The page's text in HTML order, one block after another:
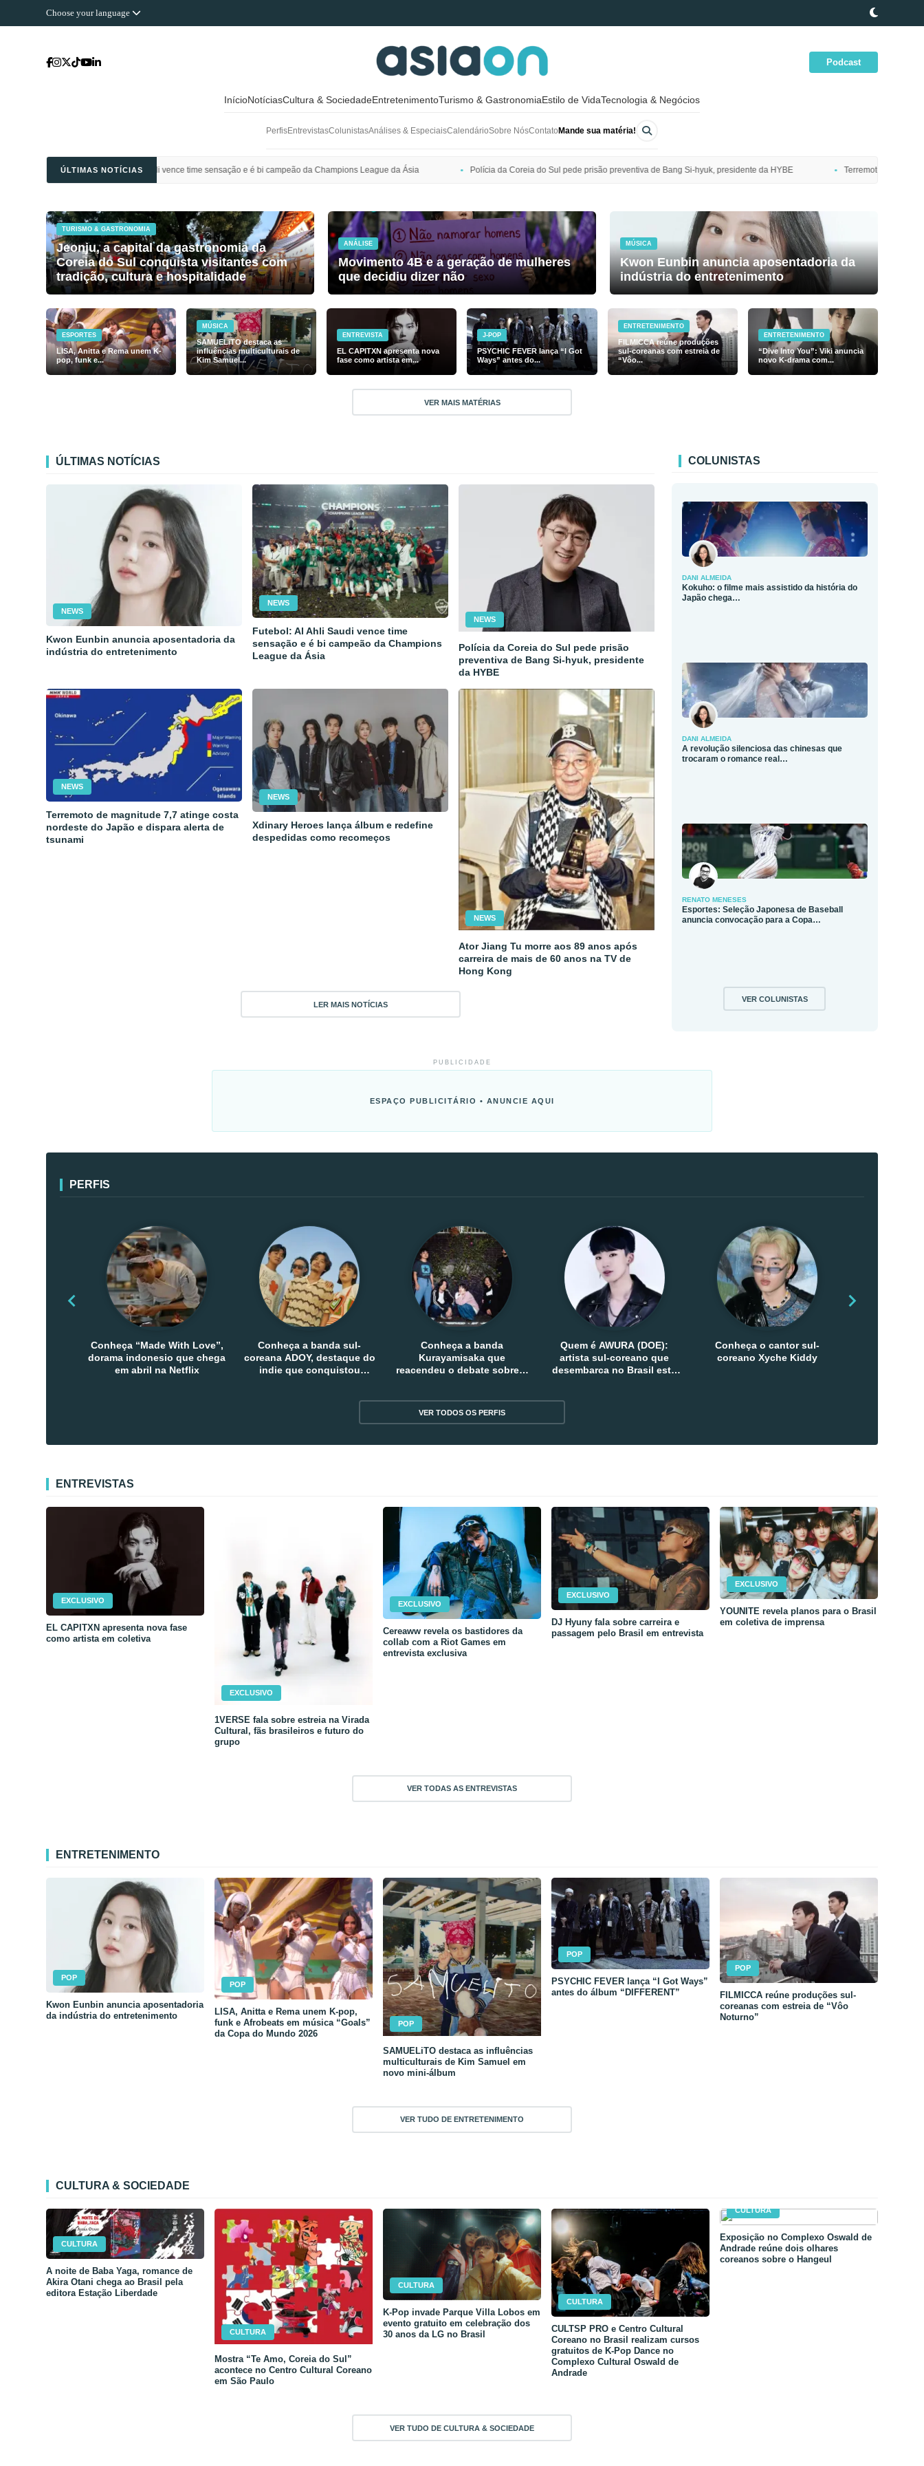
Choose your language
Podcast
InícioNotíciasCultura & SociedadeEntretenimentoTurismo & GastronomiaEstilo de VidaTecnologia & Negócios
PerfisEntrevistasColunistasAnálises & EspeciaisCalendárioSobre NósContato Mande sua matéria!
ÚLTIMAS NOTÍCIAS
Saudi vence time sensação e é bi campeão da Champions League da Ásia Polícia da Coreia do Sul pede prisão preventiva de Bang Si-hyuk, presidente da HYBE Terremoto de magnitude 7,7 atinge costa nordeste
TURISMO & GASTRONOMIA
Jeonju, a capital da gastronomia da
Coreia do Sul conquista visitantes com
tradição, cultura e hospitalidade
ANÁLISE
Movimento 4B e a geração de mulheres
que decidiu dizer não
MÚSICA
Kwon Eunbin anuncia aposentadoria da
indústria do entretenimento
ESPORTES
LISA, Anitta e Rema unem K-
pop, funk e...
MÚSICA
SAMUELiTO destaca as
influências multiculturais de
Kim Samuel...
ENTREVISTA
EL CAPITXN apresenta nova
fase como artista em...
J-POP
PSYCHIC FEVER lança “I Got
Ways” antes do...
ENTRETENIMENTO
FILMICCA reúne produções
sul-coreanas com estreia de
“Vôo...
ENTRETENIMENTO
“Dive Into You”: Viki anuncia
novo K-drama com...
VER MAIS MATÉRIAS
ÚLTIMAS NOTÍCIAS
NEWS
Kwon Eunbin anuncia aposentadoria da
indústria do entretenimento
NEWS
Futebol: Al Ahli Saudi vence time
sensação e é bi campeão da Champions
League da Ásia
NEWS
Polícia da Coreia do Sul pede prisão
preventiva de Bang Si-hyuk, presidente
da HYBE
NEWS
Terremoto de magnitude 7,7 atinge costa
nordeste do Japão e dispara alerta de
tsunami
NEWS
Xdinary Heroes lança álbum e redefine
despedidas como recomeços
NEWS
Ator Jiang Tu morre aos 89 anos após
carreira de mais de 60 anos na TV de
Hong Kong
LER MAIS NOTÍCIAS
COLUNISTAS
DANI ALMEIDA
Kokuho: o filme mais assistido da história do
Japão chega…
DANI ALMEIDA
A revolução silenciosa das chinesas que
trocaram o romance real…
RENATO MENESES
Esportes: Seleção Japonesa de Baseball
anuncia convocação para a Copa…
VER COLUNISTAS
PUBLICIDADE
ESPAÇO PUBLICITÁRIO • ANUNCIE AQUI
PERFIS
Conheça “Made With Love”,
dorama indonesio que chega
em abril na Netflix
Conheça a banda sul-
coreana ADOY, destaque do
indie que conquistou
Conheça a banda
Kurayamisaka que
reacendeu o debate sobre o
Quem é AWURA (DOE):
artista sul-coreano que
desembarca no Brasil esta
Conheça o cantor sul-
coreano Xyche Kiddy
VER TODOS OS PERFIS
ENTREVISTAS
EXCLUSIVO
EL CAPITXN apresenta nova fase
como artista em coletiva
EXCLUSIVO
1VERSE fala sobre estreia na Virada
Cultural, fãs brasileiros e futuro do
grupo
EXCLUSIVO
Cereaww revela os bastidores da
collab com a Riot Games em
entrevista exclusiva
EXCLUSIVO
DJ Hyuny fala sobre carreira e
passagem pelo Brasil em entrevista
EXCLUSIVO
YOUNITE revela planos para o Brasil
em coletiva de imprensa
VER TODAS AS ENTREVISTAS
ENTRETENIMENTO
POP
Kwon Eunbin anuncia aposentadoria
da indústria do entretenimento
POP
LISA, Anitta e Rema unem K-pop,
funk e Afrobeats em música “Goals”
da Copa do Mundo 2026
POP
SAMUELiTO destaca as influências
multiculturais de Kim Samuel em
novo mini-álbum
POP
PSYCHIC FEVER lança “I Got Ways”
antes do álbum “DIFFERENT”
POP
FILMICCA reúne produções sul-
coreanas com estreia de “Vôo
Noturno”
VER TUDO DE ENTRETENIMENTO
CULTURA & SOCIEDADE
CULTURA
A noite de Baba Yaga, romance de
Akira Otani chega ao Brasil pela
editora Estação Liberdade
CULTURA
Mostra “Te Amo, Coreia do Sul”
acontece no Centro Cultural Coreano
em São Paulo
CULTURA
K-Pop invade Parque Villa Lobos em
evento gratuito em celebração dos
30 anos da LG no Brasil
CULTURA
CULTSP PRO e Centro Cultural
Coreano no Brasil realizam cursos
gratuitos de K-Pop Dance no
Complexo Cultural Oswald de
Andrade
CULTURA
Exposição no Complexo Oswald de
Andrade reúne dois olhares
coreanos sobre o Hangeul
VER TUDO DE CULTURA & SOCIEDADE